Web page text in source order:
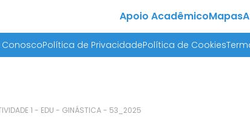
Apoio AcadêmicoMapas
ConoscoPolítica de PrivacidadePolítica de Cookies
1 - EDU - GINÁSTICA - 53_2025